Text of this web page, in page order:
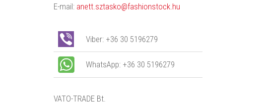
E-mail: anett.sztasko@fashionstock.hu
Viber: +36 30 5196279
WhatsApp: +36 30 5196279
VATO-TRADE Bt.